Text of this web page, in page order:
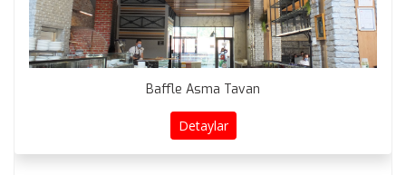
Baffle Asma Tavan
Detaylar